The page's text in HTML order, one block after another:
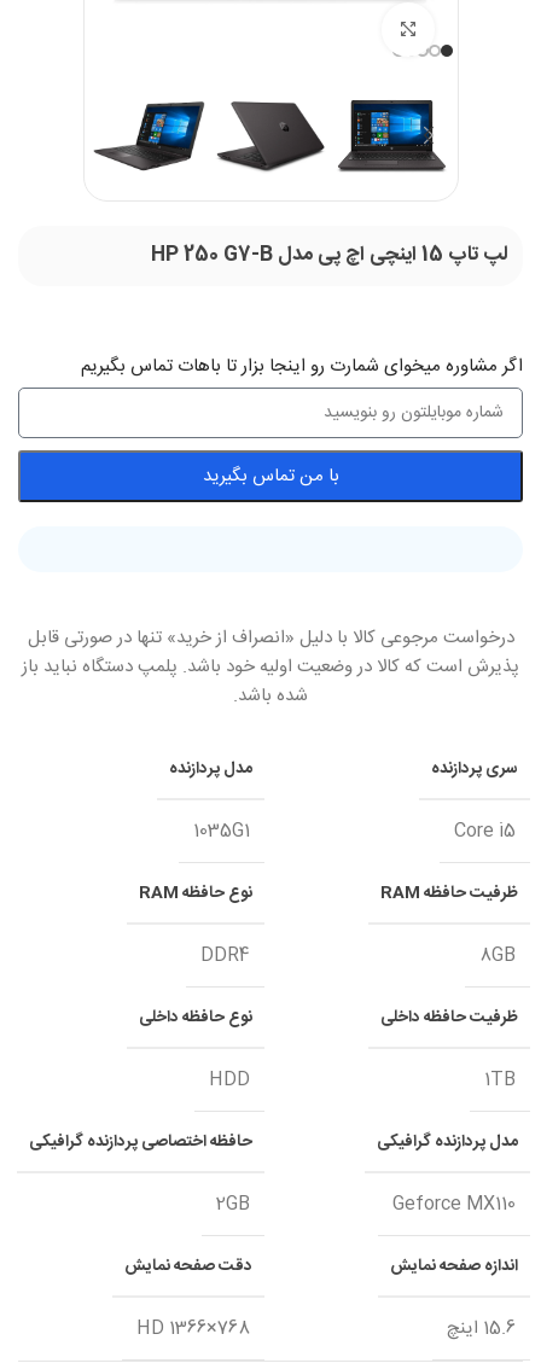
لپ تاپ 15 اینچی اچ پی مدل HP 250 G7-B
اگر‌ مشاوره میخوای شمارت رو اینجا بزار تا باهات تماس بگیریم
با من تماس بگیرید
درخواست مرجوعی کالا با دلیل «انصراف از خرید» تنها در صورتی قابل
پذیرش است که کالا در وضعیت اولیه خود باشد. پلمپ دستگاه نباید باز
شده باشد.
سری پردازنده
Core i5
مدل پردازنده
1035G1
ظرفیت حافظه RAM
8GB
نوع حافظه RAM
DDR4
ظرفیت حافظه داخلی
1TB
نوع حافظه داخلی
HDD
مدل پردازنده گرافیکی
Geforce MX110
حافظه اختصاصی پردازنده گرافیکی
2GB
اندازه صفحه نمایش
15.6 اینچ
دقت صفحه نمایش
HD 1366×768